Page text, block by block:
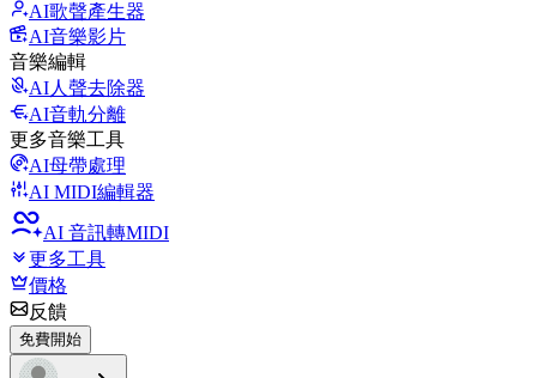
AI歌聲產生器
AI音樂影片
音樂編輯
AI人聲去除器
AI音軌分離
更多音樂工具
AI母帶處理
AI MIDI編輯器
AI 音訊轉MIDI
更多工具
價格
反饋
免費開始